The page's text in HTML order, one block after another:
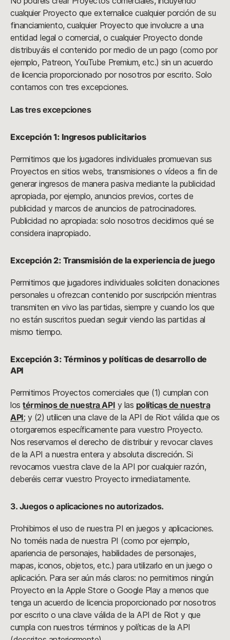
cualquier Proyecto que externalice cualquier porción de su
financiamiento, cualquier Proyecto que involucre a una
entidad legal o comercial, o cualquier Proyecto donde
distribuyáis el contenido por medio de un pago (como por
ejemplo, Patreon, YouTube Premium, etc.) sin un acuerdo
de licencia proporcionado por nosotros por escrito. Solo
contamos con tres excepciones.
Las tres excepciones
Excepción 1: Ingresos publicitarios
Permitimos que los jugadores individuales promuevan sus
Proyectos en sitios webs, transmisiones o vídeos a fin de
generar ingresos de manera pasiva mediante la publicidad
apropiada, por ejemplo, anuncios previos, cortes de
publicidad y marcos de anuncios de patrocinadores.
Publicidad no apropiada: solo nosotros decidimos qué se
considera inapropiado.
Excepción 2: Transmisión de la experiencia de juego
Permitimos que jugadores individuales soliciten donaciones
personales u ofrezcan contenido por suscripción mientras
transmiten en vivo las partidas, siempre y cuando los que
no están suscritos puedan seguir viendo las partidas al
mismo tiempo.
Excepción 3: Términos y políticas de desarrollo de
API
Permitimos Proyectos comerciales que (1) cumplan con
lostérminos de nuestra API y las políticas de nuestra
API; y (2) utilicen una clave de la API de Riot válida que os
otorgaremos específicamente para vuestro Proyecto.
Nos reservamos el derecho de distribuir y revocar claves
de la API a nuestra entera y absoluta discreción. Si
revocamos vuestra clave de la API por cualquier razón,
deberéis cerrar vuestro Proyecto inmediatamente.
3. Juegos o aplicaciones no autorizados.
Prohibimos el uso de nuestra PI en juegos y aplicaciones.
No toméis nada de nuestra PI (como por ejemplo,
apariencia de personajes, habilidades de personajes,
mapas, iconos, objetos, etc.) para utilizarlo en un juego o
aplicación. Para ser aún más claros: no permitimos ningún
Proyecto en la Apple Store o Google Play a menos que
tenga un acuerdo de licencia proporcionado por nosotros
por escrito o una clave válida de la API de Riot y que
cumpla con nuestros términos y políticas de la API